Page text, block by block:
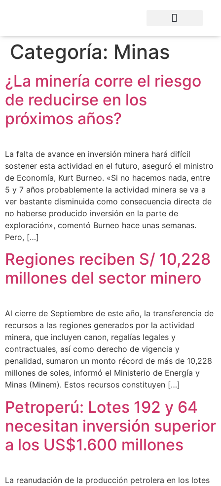
Categoría: Minas
¿La minería corre el riesgo
de reducirse en los
próximos años?
La falta de avance en inversión minera hará difícil
sostener esta actividad en el futuro, aseguró el ministro
de Economía, Kurt Burneo. «Si no hacemos nada, entre
5 y 7 años probablemente la actividad minera se va a
ver bastante disminuida como consecuencia directa de
no haberse producido inversión en la parte de
exploración», comentó Burneo hace unas semanas.
Pero, […]
Regiones reciben S/ 10,228
millones del sector minero
Al cierre de Septiembre de este año, la transferencia de
recursos a las regiones generados por la actividad
minera, que incluyen canon, regalías legales y
contractuales, así como derecho de vigencia y
penalidad, sumaron un monto récord de más de 10,228
millones de soles, informó el Ministerio de Energía y
Minas (Minem). Estos recursos constituyen […]
Petroperú: Lotes 192 y 64
necesitan inversión superior
a los US$1.600 millones
La reanudación de la producción petrolera en los lotes